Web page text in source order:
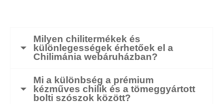
Milyen chilitermékek és
különlegességek érhetőek el a
Chilimánia webáruházban?
Mi a különbség a prémium
kézműves chilik és a tömeggyártott
bolti szószok között?